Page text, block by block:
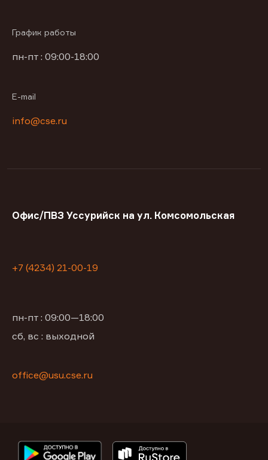
График работы
пн-пт : 09:00-18:00
E-mail
info@cse.ru
Офис/ПВЗ Уссурийск на ул. Комсомольская
+7 (4234) 21-00-19
пн-пт : 09:00—18:00
сб, вс : выходной
office@usu.cse.ru